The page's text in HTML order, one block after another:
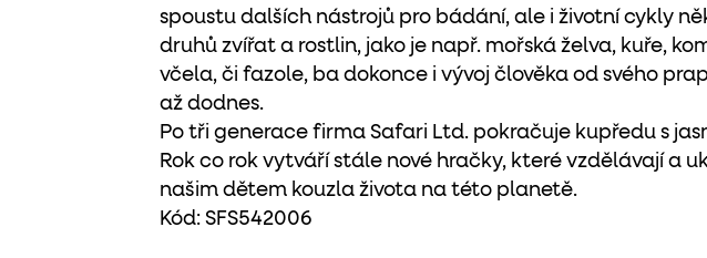
spoustu dalších nástrojů pro bádání, ale i životní cykly
druhů zvířat a rostlin, jako je např. mořská želva, kuře,
včela, či fazole, ba dokonce i vývoj člověka od svého
až dodnes.
Po tři generace firma Safari Ltd. pokračuje kupředu s
Rok co rok vytváří stále nové hračky, které vzdělávají a
našim dětem kouzla života na této planetě.
Kód: SFS542006